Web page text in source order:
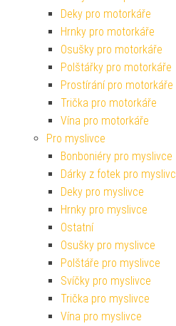
Deky pro motorkáře
Hrnky pro motorkáře
Osušky pro motorkáře
Polštářky pro motorkáře
Prostírání pro motorkáře
Trička pro motorkáře
Vína pro motorkáře
Pro myslivce
Bonboniéry pro myslivce
Dárky z fotek pro
Deky pro myslivce
Hrnky pro myslivce
Ostatní
Osušky pro myslivce
Polštáře pro myslivce
Svíčky pro myslivce
Trička pro myslivce
Vína pro myslivce